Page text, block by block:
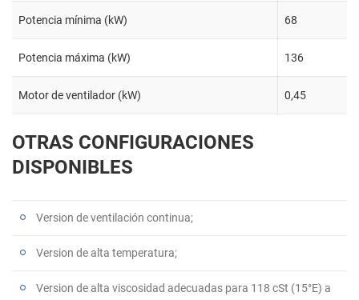
Potencia mínima (kW) 68
Potencia máxima (kW) 136
Motor de ventilador (kW) 0,45
OTRAS CONFIGURACIONES
DISPONIBLES
Version de ventilación continua;
Version de alta temperatura;
Version de alta viscosidad adecuadas para 118 cSt (15°E) a